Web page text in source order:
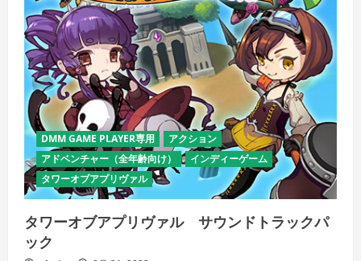
ラ
ッ
ク
の
詳
を
ご
覧
く
さ
い
DMM GAME PLAYER専用
アクション
アドベンチャー（全年齢向け）
インディーゲーム
タワーオブアプリヴァル
タワーオブアプリヴァル サウンドトラックパ
ック